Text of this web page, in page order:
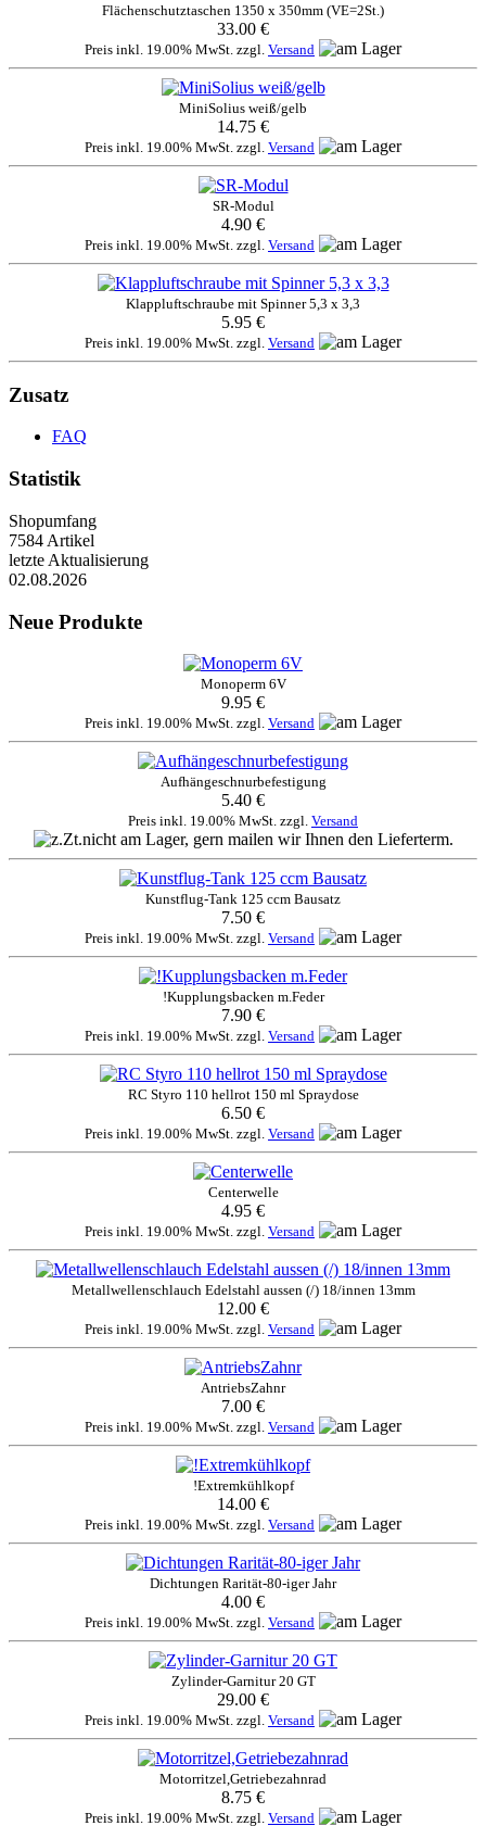
Flächenschutztaschen 1350 x 350mm (VE=2St.)
33.00 €
Preis inkl. 19.00% MwSt. zzgl. Versand
MiniSolius weiß/gelb
14.75 €
Preis inkl. 19.00% MwSt. zzgl. Versand
SR-Modul
4.90 €
Preis inkl. 19.00% MwSt. zzgl. Versand
Klappluftschraube mit Spinner 5,3 x 3,3
5.95 €
Preis inkl. 19.00% MwSt. zzgl. Versand
Zusatz
FAQ
Statistik
Shopumfang
7584 Artikel
letzte Aktualisierung
02.08.2026
Neue Produkte
Monoperm 6V
9.95 €
Preis inkl. 19.00% MwSt. zzgl. Versand
Aufhängeschnurbefestigung
5.40 €
Preis inkl. 19.00% MwSt. zzgl. Versand
Kunstflug-Tank 125 ccm Bausatz
7.50 €
Preis inkl. 19.00% MwSt. zzgl. Versand
!Kupplungsbacken m.Feder
7.90 €
Preis inkl. 19.00% MwSt. zzgl. Versand
RC Styro 110 hellrot 150 ml Spraydose
6.50 €
Preis inkl. 19.00% MwSt. zzgl. Versand
Centerwelle
4.95 €
Preis inkl. 19.00% MwSt. zzgl. Versand
Metallwellenschlauch Edelstahl aussen (/) 18/innen 13mm
12.00 €
Preis inkl. 19.00% MwSt. zzgl. Versand
AntriebsZahnr
7.00 €
Preis inkl. 19.00% MwSt. zzgl. Versand
!Extremkühlkopf
14.00 €
Preis inkl. 19.00% MwSt. zzgl. Versand
Dichtungen Rarität-80-iger Jahr
4.00 €
Preis inkl. 19.00% MwSt. zzgl. Versand
Zylinder-Garnitur 20 GT
29.00 €
Preis inkl. 19.00% MwSt. zzgl. Versand
Motorritzel,Getriebezahnrad
8.75 €
Preis inkl. 19.00% MwSt. zzgl. Versand